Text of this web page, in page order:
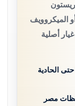
الميكروويف
أصلية
الحادية
مصر